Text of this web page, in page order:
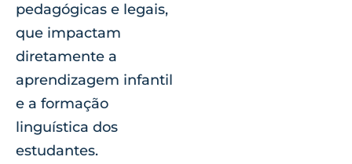
pedagógicas e legais,
que impactam
diretamente a
aprendizagem infantil
e a formação
linguística dos
estudantes.